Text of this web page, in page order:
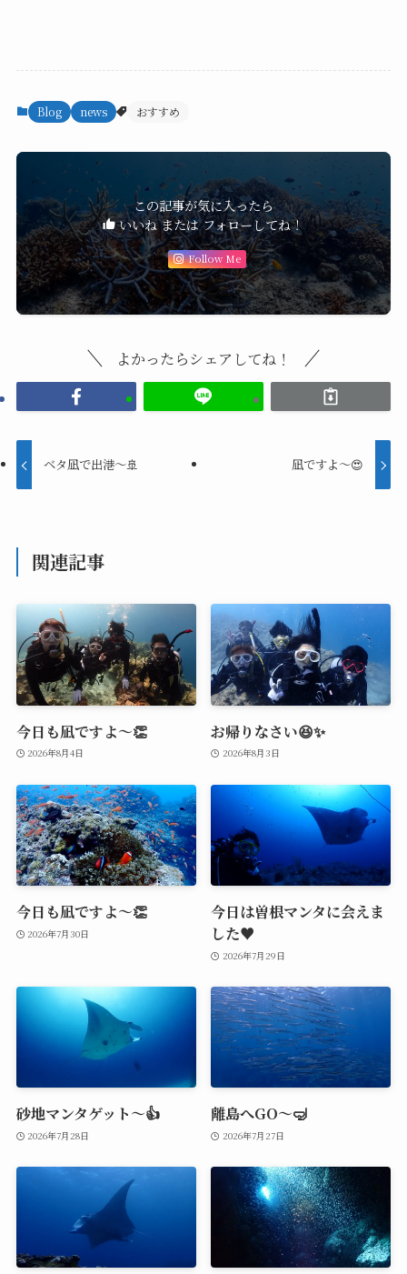
Blog news おすすめ
この記事が気に入ったら
いいね または フォローしてね！
Follow Me
よかったらシェアしてね！
ベタ凪で出港～🚢 凪ですよ～😍
関連記事
今日も凪ですよ～👏
2026年8月4日
お帰りなさい😆✨
2026年8月3日
今日も凪ですよ～👏
2026年7月30日
今日は曽根マンタに会えま
した♥️
2026年7月29日
砂地マンタゲット～👍
2026年7月28日
離島へGO～🤿
2026年7月27日